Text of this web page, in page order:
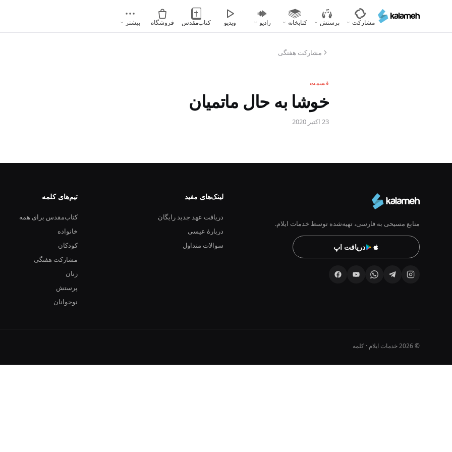
محتوای
مشارکت پرستش کتابخانه رادیو ویدیو کتاب‌مقدس فروشگاه بیشتر
مشارکت هفتگی
قسمت
خوشا به حال ماتمیان
23 اکتبر 2020
منابع مسیحی به فارسی، تهیه‌شده توسط خدمات ایلام.
دریافت اپ
لینک‌های مفید
دریافت عهد جدید رایگان
دربارهٔ عیسی
سوالات متداول
تیم‌های کلمه
کتاب‌مقدس برای همه
خانواده
کودکان
مشارکت هفتگی
زنان
پرستش
نوجوانان
© 2026 خدمات ایلام · کلمه